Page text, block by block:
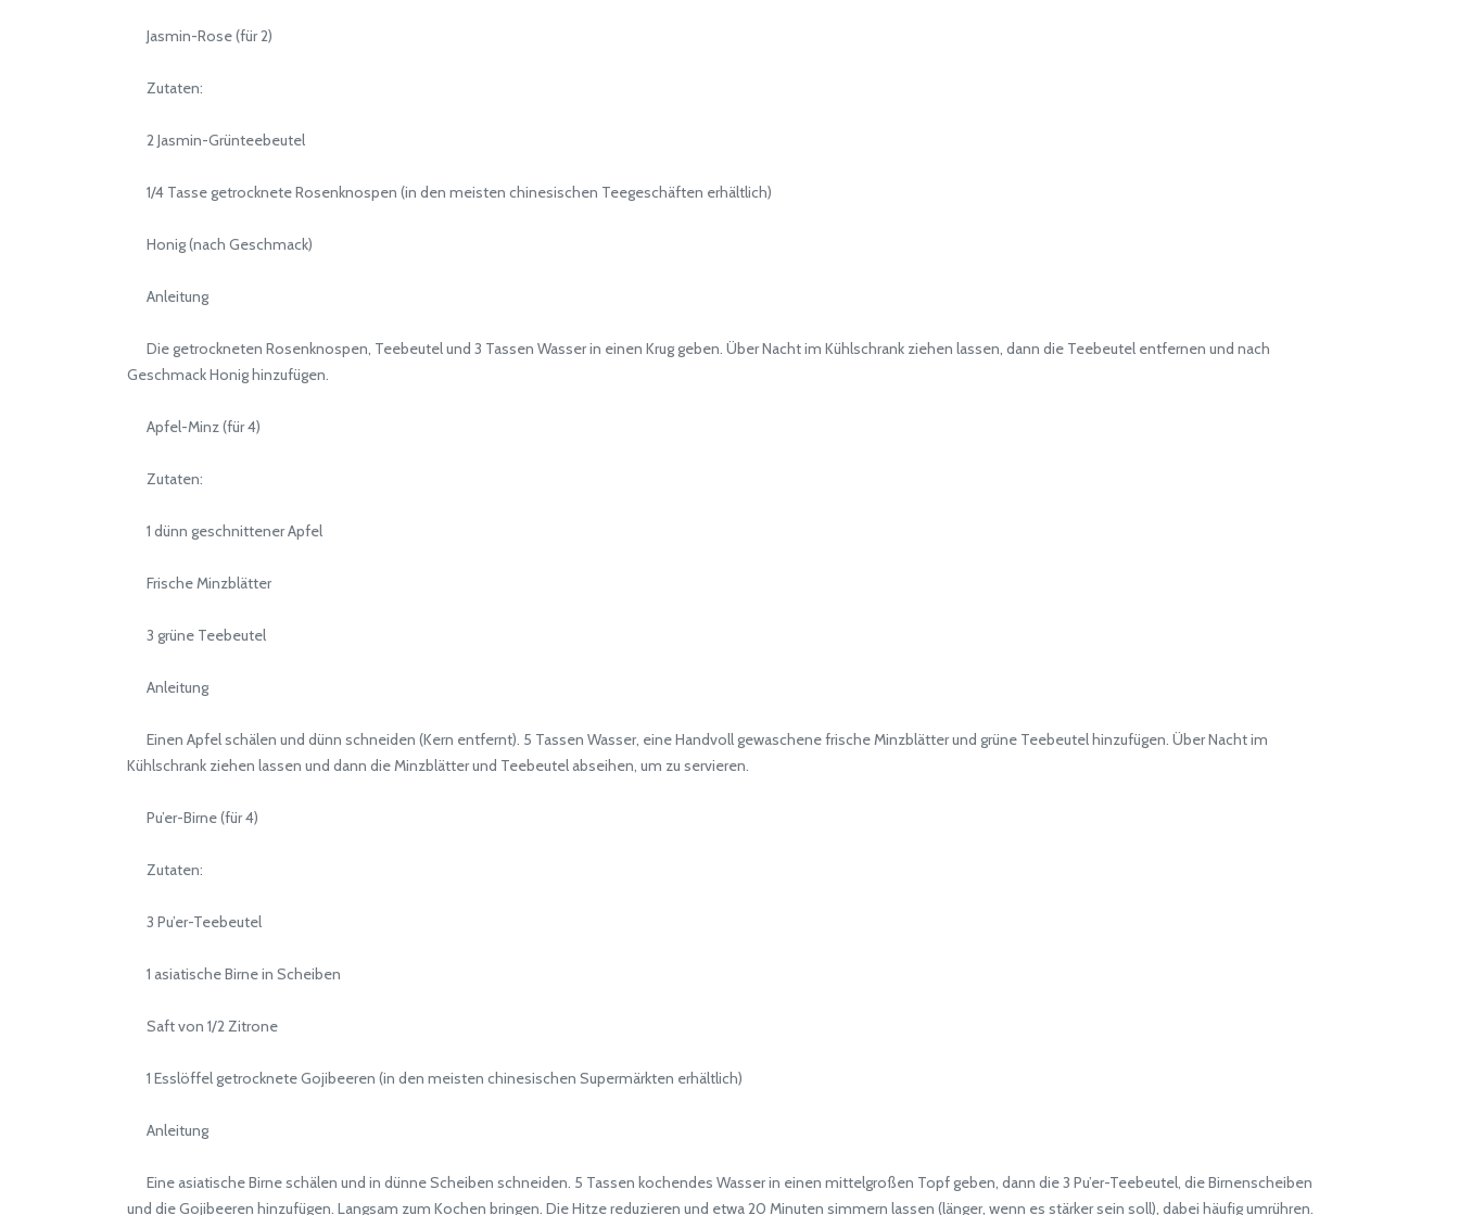
Jasmin-Rose (für 2)
Zutaten:
2 Jasmin-Grünteebeutel
1/4 Tasse getrocknete Rosenknospen (in den meisten chinesischen Teegeschäften erhältlich)
Honig (nach Geschmack)
Anleitung
Die getrockneten Rosenknospen, Teebeutel und 3 Tassen Wasser in einen Krug geben. Über Nacht im Kühlschrank ziehen lassen, dann die Teebeutel entfernen und nach
Geschmack Honig hinzufügen.
Apfel-Minz (für 4)
Zutaten:
1 dünn geschnittener Apfel
Frische Minzblätter
3 grüne Teebeutel
Anleitung
Einen Apfel schälen und dünn schneiden (Kern entfernt). 5 Tassen Wasser, eine Handvoll gewaschene frische Minzblätter und grüne Teebeutel hinzufügen. Über Nacht im
Kühlschrank ziehen lassen und dann die Minzblätter und Teebeutel abseihen, um zu servieren.
Pu’er-Birne (für 4)
Zutaten:
3 Pu’er-Teebeutel
1 asiatische Birne in Scheiben
Saft von 1/2 Zitrone
1 Esslöffel getrocknete Gojibeeren (in den meisten chinesischen Supermärkten erhältlich)
Anleitung
Eine asiatische Birne schälen und in dünne Scheiben schneiden. 5 Tassen kochendes Wasser in einen mittelgroßen Topf geben, dann die 3 Pu’er-Teebeutel, die Birnenscheiben
und die Gojibeeren hinzufügen. Langsam zum Kochen bringen. Die Hitze reduzieren und etwa 20 Minuten simmern lassen (länger, wenn es stärker sein soll), dabei häufig umrühren.